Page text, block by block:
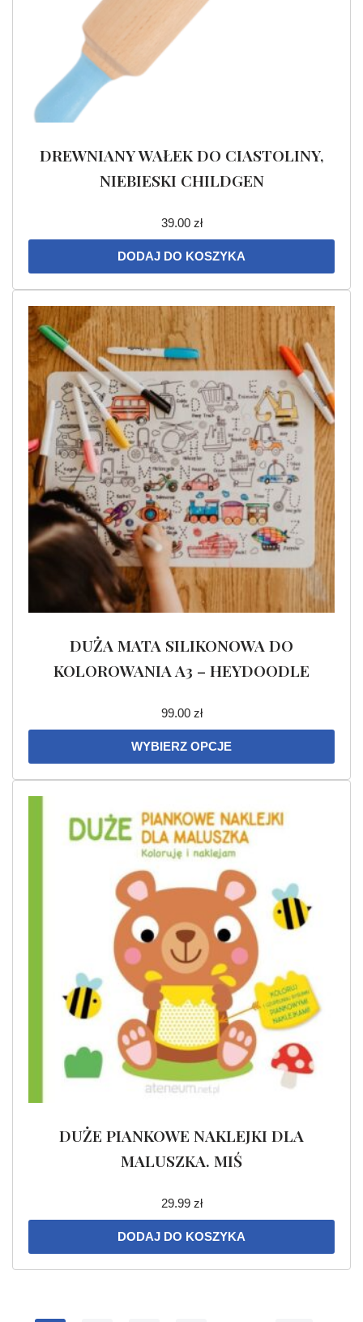
DREWNIANY WAŁEK DO CIASTOLINY,
NIEBIESKI CHILDGEN
39.00 zł
DODAJ DO KOSZYKA
DUŻA MATA SILIKONOWA DO
KOLOROWANIA A3 – HEYDOODLE
99.00 zł
WYBIERZ OPCJE
DUŻE PIANKOWE NAKLEJKI DLA
MALUSZKA. MIŚ
29.99 zł
DODAJ DO KOSZYKA